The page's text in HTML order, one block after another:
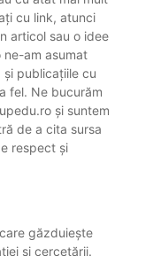
cu link, atunci
articol sau o idee
ne-am asumat
publicațiile cu
fel. Ne bucurăm
și suntem
de a cita sursa
respect și
găzduiește
și cercetării.